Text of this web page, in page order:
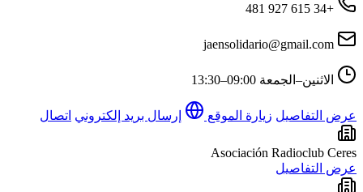
+34 615 927 481
jaensolidario@gmail.com
الاثنين–الجمعة 09:00–13:30
عرض التفاصيل زيارة الموقع إرسال بريد إلكتروني اتصال
Asociación Radioclub Ceres
عرض التفاصيل